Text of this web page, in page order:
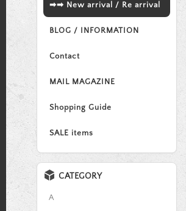
➡➡ New arrival / Re arrival
BLOG / INFORMATION
Contact
MAIL MAGAZINE
Shopping Guide
SALE items
CATEGORY
A